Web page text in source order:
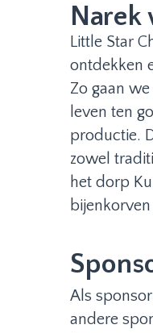
Narek
Little Star
ontdekken
Zo gaan
leven ten
productie.
zowel
het dorp
Als
andere